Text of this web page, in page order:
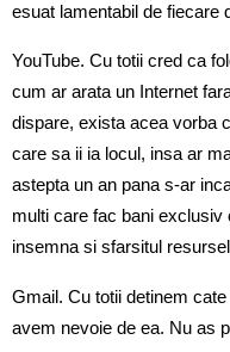
esuat lamentabil de fiecare
YouTube. Cu totii cred ca
cum ar arata un Internet
dispare, exista acea vorba
care sa ii ia locul, insa ar
astepta un an pana s-ar
multi care fac bani exclusiv
insemna si sfarsitul
Gmail. Cu totii detinem
avem nevoie de ea. Nu as